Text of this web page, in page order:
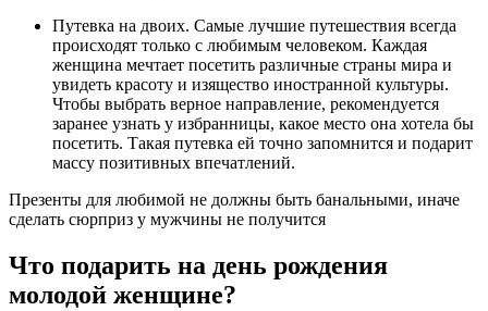
Путевка на двоих. Самые лучшие путешествия всегда
происходят только с любимым человеком. Каждая
женщина мечтает посетить различные страны мира и
увидеть красоту и изящество иностранной культуры.
Чтобы выбрать верное направление, рекомендуется
заранее узнать у избранницы, какое место она хотела бы
посетить. Такая путевка ей точно запомнится и подарит
массу позитивных впечатлений.
Презенты для любимой не должны быть банальными, иначе
сделать сюрприз у мужчины не получится
Что подарить на день рождения
молодой женщине?